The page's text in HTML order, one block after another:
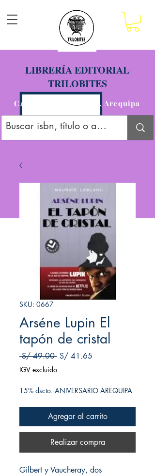
LIBRERÍA EDITORIAL
TRILOBITES
Calle San Agustín 201, Arequipa
SKU: 0667
Arséne Lupin El
tapón de cristal
S/ 49.00 Precio
S/ 41.65
IGV excluido
15% dscto. ANIVERSARIO AREQUIPA
Agregar al carrito
Realizar compra
Gilbert y Vaucheray, dos